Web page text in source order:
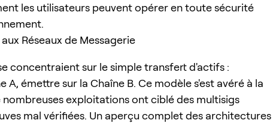
les utilisateurs peuvent opérer en toute sécurité
Réseaux de Messagerie
concentraient sur le simple transfert d'actifs :
A, émettre sur la Chaîne B. Ce modèle s'est avéré à la
exploitations ont ciblé des multisigs
mal vérifiées. Un aperçu complet des architectures